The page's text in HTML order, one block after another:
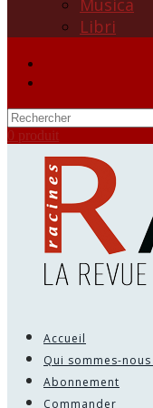
Musica
Libri
0 produit
Accueil
Qui sommes-nous
Abonnement
Commander